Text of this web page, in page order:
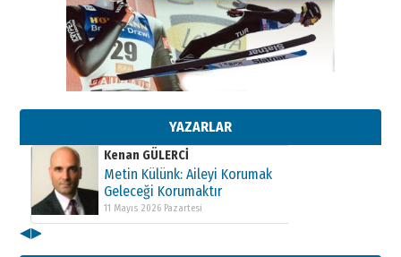
YAZARLAR
Kenan GÜLERCİ
Metin Külünk: Aileyi Korumak
11 Mayıs 2026 Pazartesi
Kenan GÜLERCİ
Metin Külünk: Aileyi Korumak
Geleceği Korumaktır
11 Mayıs 2026 Pazartesi
◀▶